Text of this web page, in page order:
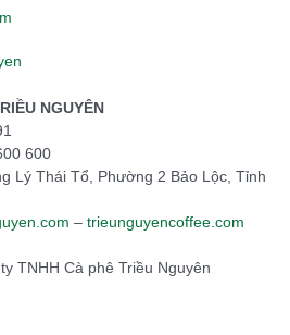
NGUYÊN
600
Lý Thái Tổ, Phường 2 Bảo Lộc, Tỉnh
–trieunguyencoffee.com
TNHH Cà phê Triều Nguyên